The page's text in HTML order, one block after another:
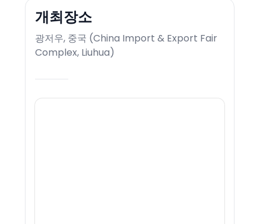
개최장소
광저우, 중국 (China Import & Export Fair
Complex, Liuhua)